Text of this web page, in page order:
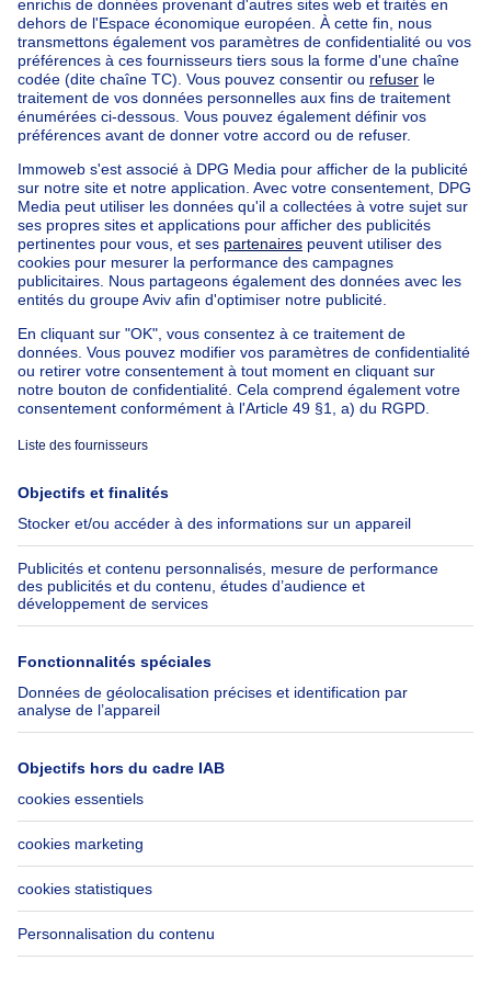
Trouvez d'autres propriétésMaison à vendre Limbourg
Trouvez d'autres immeuble a appartements à
Immeuble a appartements à vendre Koekelberg
Immeuble à appartements à vendre
Maison Bel-étage à vendre
Bien exceptionnel à vendre
Ferme à vendre
Bungalow à vendre
Chalet à vendre
Château à vendre
Maison de campagne à vendre
Immeuble mixte à vendre
Autres biens à vendre
Manoir à vendre
Nos maisons hors de la Belgique
Maison à vendre France
Maison à vendre Espagne
Maison à vendre Italie
Maison à vendre Luxembourg
Maison à vendre Pays-bas
À propos
Immoweb
Presse
Emplois
Groupe Axel Springer
SeLoger.com
Immowelt.de
Outils
Belfius
Assurances
Check-list déménagement
Aide
FAQ
Accessibilité
Contactez-nous
Suivez-nous
LinkedIn
Immoweb SA © 2026 - Tous droits réservés
Conditions d'utilisation Gestion des cookies
Vie privée
Règles de fonctionnement et de classement